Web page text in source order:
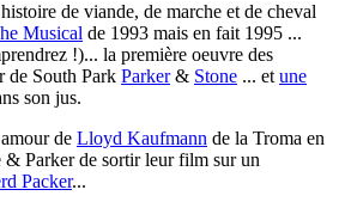
de viande, de marche et de cheval
Musical de 1993 mais en fait 1995 ...
!)... la première oeuvre des
de South Park Parker& Stone ... et une
son jus.
de Lloyd Kaufmann de la Troma en
& Parker de sortir leur film sur un
Packer...